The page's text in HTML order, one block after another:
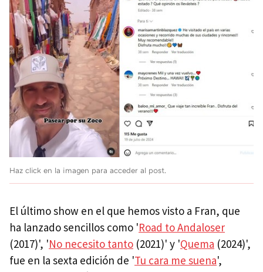
Haz click en la imagen para acceder al post.
El último show en el que hemos visto a Fran, que
ha lanzado sencillos como 'Road to Andaloser
(2017)', 'No necesito tanto (2021)' y 'Quema (2024)',
fue en la sexta edición de 'Tu cara me suena',